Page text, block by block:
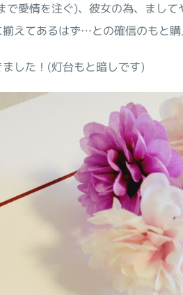
愛情を注ぐ)、彼女の為、まし
えてあるはず…との確信のもと購
した！(灯台もと暗しです)